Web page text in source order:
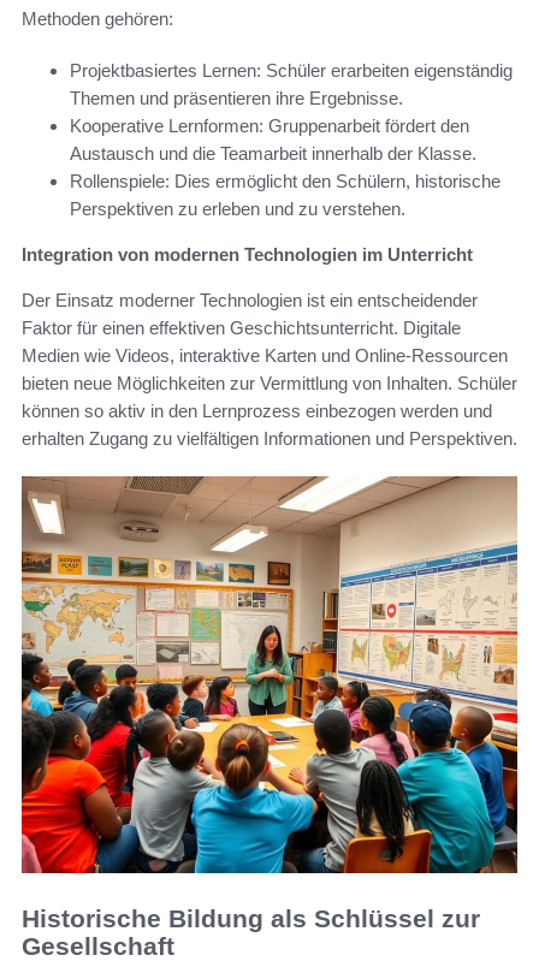
Methoden gehören:
Projektbasiertes Lernen: Schüler erarbeiten eigenständig
Themen und präsentieren ihre Ergebnisse.
Kooperative Lernformen: Gruppenarbeit fördert den
Austausch und die Teamarbeit innerhalb der Klasse.
Rollenspiele: Dies ermöglicht den Schülern, historische
Perspektiven zu erleben und zu verstehen.
Integration von modernen Technologien im Unterricht
Der Einsatz moderner Technologien ist ein entscheidender
Faktor für einen effektiven Geschichtsunterricht. Digitale
Medien wie Videos, interaktive Karten und Online-Ressourcen
bieten neue Möglichkeiten zur Vermittlung von Inhalten. Schüler
können so aktiv in den Lernprozess einbezogen werden und
erhalten Zugang zu vielfältigen Informationen und Perspektiven.
Historische Bildung als Schlüssel zur
Gesellschaft